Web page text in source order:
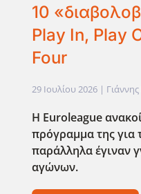
10
Play In, Play
Four
29 Ιουλίου 2026| Γιάννης
Η Euroleague
πρόγραμμα της για
παράλληλα έγιναν
αγώνων.